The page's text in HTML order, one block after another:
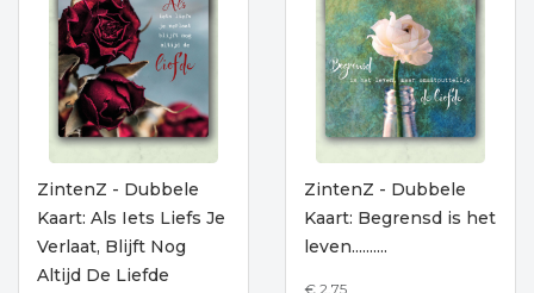
ZintenZ - Dubbele
Kaart: Als Iets Liefs Je
Verlaat, Blijft Nog
Altijd De Liefde
ZintenZ - Dubbele
Kaart: Begrensd is het
leven..........
€ 2,75